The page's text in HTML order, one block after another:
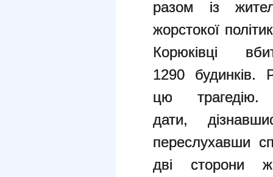
разом із
жорстокої
Корюківці
1290 будинків.
цю
дати,
переслухавши
дві сторони